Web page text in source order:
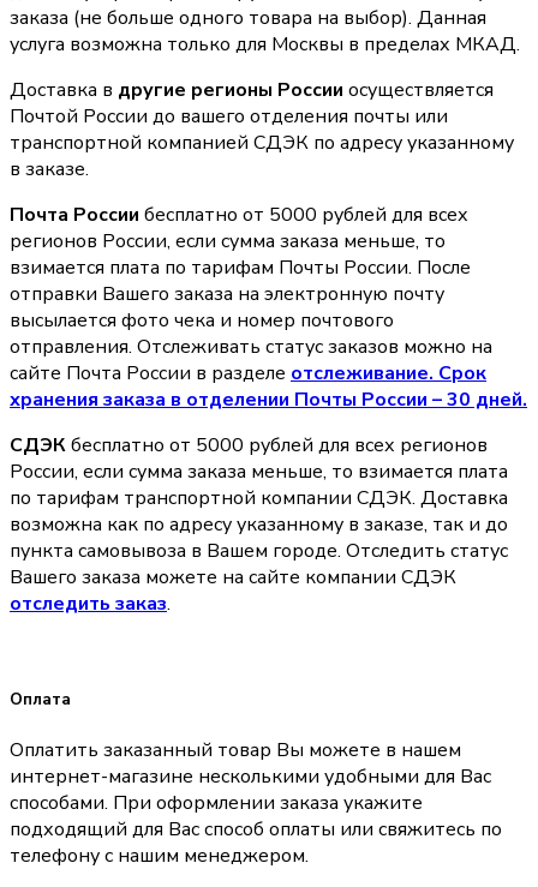
заказа (не больше одного товара на выбор). Данная
услуга возможна только для Москвы в пределах МКАД.
Доставка в другие регионы России осуществляется
Почтой России до вашего отделения почты или
транспортной компанией СДЭК по адресу указанному
в заказе.
Почта России бесплатно от 5000 рублей для всех
регионов России, если сумма заказа меньше, то
взимается плата по тарифам Почты России. После
отправки Вашего заказа на электронную почту
высылается фото чека и номер почтового
отправления. Отслеживать статус заказов можно на
сайте Почта России в разделе oтслеживание. Срок
хранения заказа в отделении Почты России – 30 дней.
СДЭКбесплатно от 5000 рублей для всех регионов
России, если сумма заказа меньше, то взимается плата
по тарифам транспортной компании СДЭК. Доставка
возможна как по адресу указанному в заказе, так и до
пункта самовывоза в Вашем городе. Отследить статус
Вашего заказа можете на сайте компании СДЭК
отследить заказ.
Оплата
Оплатить заказанный товар Вы можете в нашем
интернет-магазине несколькими удобными для Вас
способами. При оформлении заказа укажите
подходящий для Вас способ оплаты или свяжитесь по
телефону с нашим менеджером.